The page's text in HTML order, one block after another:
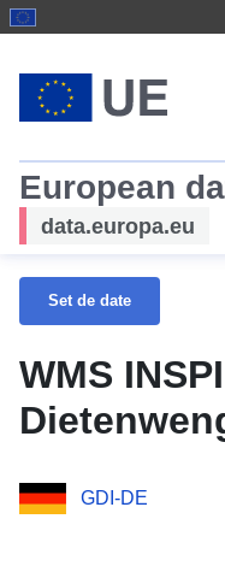
European
data.europa.eu
Set de date
WMS
GDI-DE